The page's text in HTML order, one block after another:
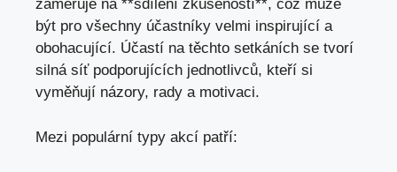
zaměřuje na **sdílení zkušeností**, což může
být pro všechny účastníky velmi inspirující a
obohacující. Účastí na těchto setkáních se tvorí
silná síť podporujících jednotlivců, kteří si
vyměňují názory, rady a motivaci.
Mezi populární typy akcí patří: